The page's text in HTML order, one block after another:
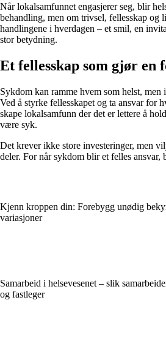
Når lokalsamfunnet engasjerer seg, blir
behandling, men om trivsel, fellesskap og
handlingene i hverdagen – et smil, en
stor betydning.
Et fellesskap som gjør en
Sykdom kan ramme hvem som helst, men
Ved å styrke fellesskapet og ta ansvar for
skape lokalsamfunn der det er lettere å
være syk.
Det krever ikke store investeringer, men
deler. For når sykdom blir et felles ansvar,
Kjenn kroppen din: Forebygg unødig
variasjoner
Samarbeid i helsevesenet – slik
og fastleger